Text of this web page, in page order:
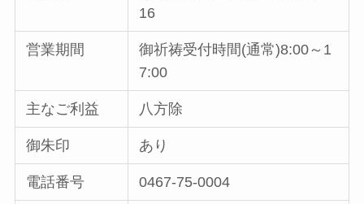
16
営業期間
御祈祷受付時間(通常)8:00～1
7:00
主なご利益 八方除
御朱印 あり
電話番号 0467-75-0004